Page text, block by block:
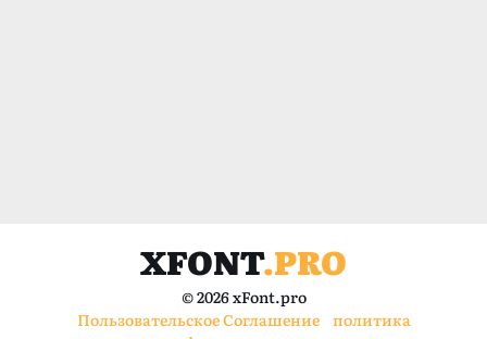
XFONT.PRO
© 2026 xFont.pro
Пользовательское Соглашение
политика